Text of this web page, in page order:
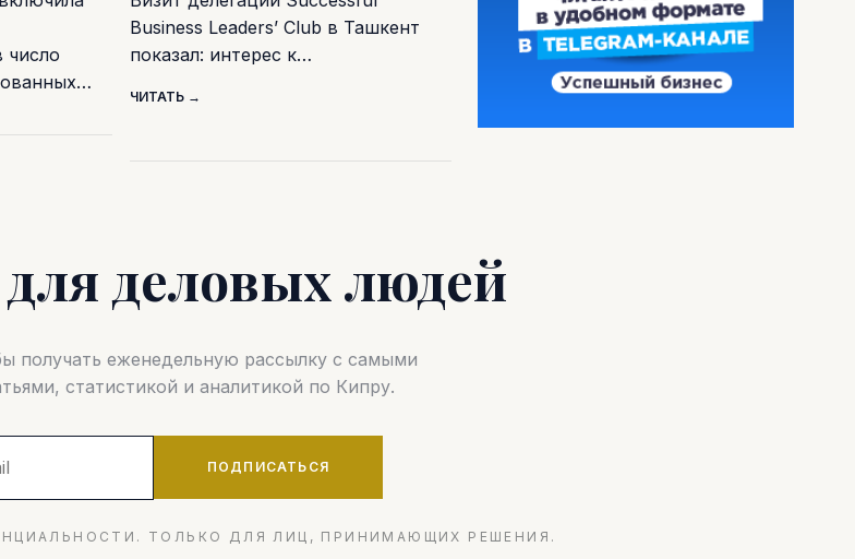
число
Business Leaders’ Club в Ташкент
показал: интерес к…
ЧИТАТЬ →
деловых людей
получать еженедельную рассылку с самыми
статистикой и аналитикой по Кипру.
ПОДПИСАТЬСЯ
ТОЛЬКО ДЛЯ ЛИЦ, ПРИНИМАЮЩИХ РЕШЕНИЯ.